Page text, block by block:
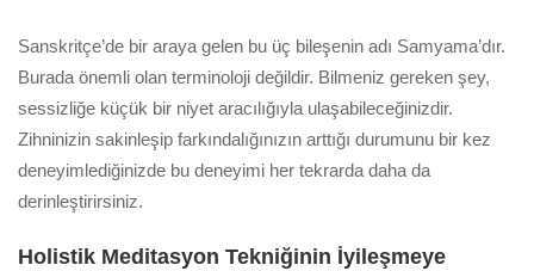
Sanskritçe’de bir araya gelen bu üç bileşenin adı Samyama’dır.
Burada önemli olan terminoloji değildir. Bilmeniz gereken şey,
sessizliğe küçük bir niyet aracılığıyla ulaşabileceğinizdir.
Zihninizin sakinleşip farkındalığınızın arttığı durumunu bir kez
deneyimlediğinizde bu deneyimi her tekrarda daha da
derinleştirirsiniz.
Holistik Meditasyon Tekniğinin İyileşmeye